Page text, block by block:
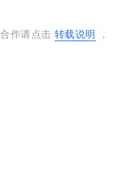
作请点击 转载说明 ，